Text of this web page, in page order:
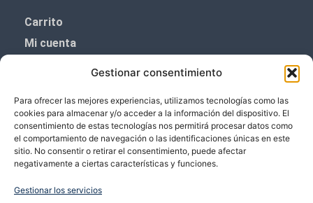
Gestionar consentimiento
Para ofrecer las mejores experiencias, utilizamos tecnologías como las
cookies para almacenar y/o acceder a la información del dispositivo. El
consentimiento de estas tecnologías nos permitirá procesar datos como
el comportamiento de navegación o las identificaciones únicas en este
sitio. No consentir o retirar el consentimiento, puede afectar
negativamente a ciertas características y funciones.
Gestionar los servicios
Carrito
Mi cuenta
Política de cookies (UE)
Boletín de noticias
¡¡Suscríbete y prometemos no dar mucho el
Te enviaremos sólo cosas importantes.